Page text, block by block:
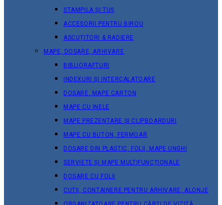
STAMPILA ȘI TUȘ
ACCESORII PENTRU BIROU
ASCUȚITORI & RADIERE
MAPE, DOSARE, ARHIVARE
BIBLIORAFTURI
INDEXURI ȘI INTERCALATOARE
DOSARE, MAPE CARTON
MAPE CU INELE
MAPE PREZENTARE ȘI CLIPBOARDURI
MAPE CU BUTON, FERMOAR
DOSARE DIN PLASTIC, FOLII, MAPE UNGHI
SERVIETE ȘI MAPE MULTIFUNCȚIONALE
DOSARE CU FOLII
CUTII, CONTAINERE PENTRU ARHIVARE, ALONJE